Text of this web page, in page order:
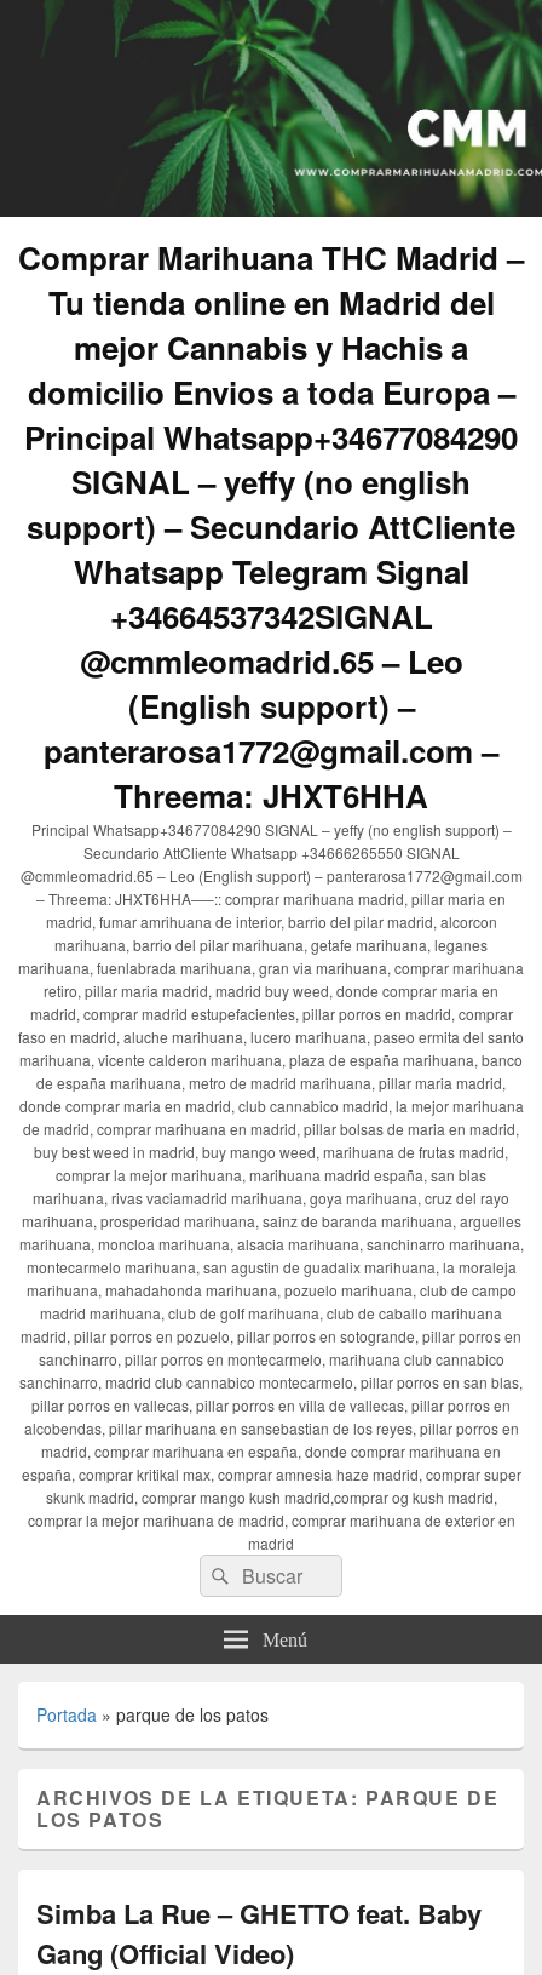
Comprar Marihuana THC Madrid –
Tu tienda online en Madrid del
mejor Cannabis y Hachis a
domicilio Envios a toda Europa –
Principal Whatsapp+34677084290
SIGNAL – yeffy (no english
support) – Secundario AttCliente
Whatsapp Telegram Signal
+34664537342SIGNAL
@cmmleomadrid.65 – Leo
(English support) –
panterarosa1772@gmail.com –
Threema: JHXT6HHA
Principal Whatsapp+34677084290 SIGNAL – yeffy (no english support) –
Secundario AttCliente Whatsapp +34666265550 SIGNAL
@cmmleomadrid.65 – Leo (English support) – panterarosa1772@gmail.com
– Threema: JHXT6HHA—–:: comprar marihuana madrid, pillar maria en
madrid, fumar amrihuana de interior, barrio del pilar madrid, alcorcon
marihuana, barrio del pilar marihuana, getafe marihuana, leganes
marihuana, fuenlabrada marihuana, gran via marihuana, comprar marihuana
retiro, pillar maria madrid, madrid buy weed, donde comprar maria en
madrid, comprar madrid estupefacientes, pillar porros en madrid, comprar
faso en madrid, aluche marihuana, lucero marihuana, paseo ermita del santo
marihuana, vicente calderon marihuana, plaza de españa marihuana, banco
de españa marihuana, metro de madrid marihuana, pillar maria madrid,
donde comprar maria en madrid, club cannabico madrid, la mejor marihuana
de madrid, comprar marihuana en madrid, pillar bolsas de maria en madrid,
buy best weed in madrid, buy mango weed, marihuana de frutas madrid,
comprar la mejor marihuana, marihuana madrid españa, san blas
marihuana, rivas vaciamadrid marihuana, goya marihuana, cruz del rayo
marihuana, prosperidad marihuana, sainz de baranda marihuana, arguelles
marihuana, moncloa marihuana, alsacia marihuana, sanchinarro marihuana,
montecarmelo marihuana, san agustin de guadalix marihuana, la moraleja
marihuana, mahadahonda marihuana, pozuelo marihuana, club de campo
madrid marihuana, club de golf marihuana, club de caballo marihuana
madrid, pillar porros en pozuelo, pillar porros en sotogrande, pillar porros en
sanchinarro, pillar porros en montecarmelo, marihuana club cannabico
sanchinarro, madrid club cannabico montecarmelo, pillar porros en san blas,
pillar porros en vallecas, pillar porros en villa de vallecas, pillar porros en
alcobendas, pillar marihuana en sansebastian de los reyes, pillar porros en
madrid, comprar marihuana en españa, donde comprar marihuana en
españa, comprar kritikal max, comprar amnesia haze madrid, comprar super
skunk madrid, comprar mango kush madrid,comprar og kush madrid,
comprar la mejor marihuana de madrid, comprar marihuana de exterior en
madrid
Buscar
por:
Buscar
Menú
Portada » parque de los patos
ARCHIVOS DE LA ETIQUETA: PARQUE DE
LOS PATOS
Simba La Rue – GHETTO feat. Baby
Gang (Official Video)